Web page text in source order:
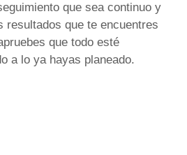
que sea continuo y
resultados que te encuentres
que todo esté
a lo ya hayas planeado.